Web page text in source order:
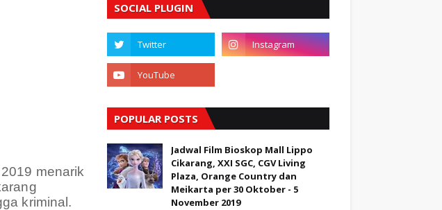
menarik
kriminal.
SOCIAL PLUGIN
POPULAR POSTS
Jadwal Film Bioskop Mall Lippo
Cikarang, XXI SGC, CGV Living
Plaza, Orange Country dan
Meikarta per 30 Oktober - 5
November 2019